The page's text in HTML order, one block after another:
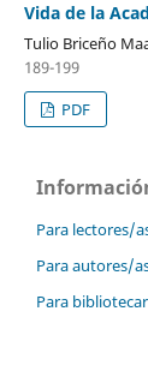
Vida de la
Tulio Briceño
189-199
PDF
Para lectores/
Para autores/
Para